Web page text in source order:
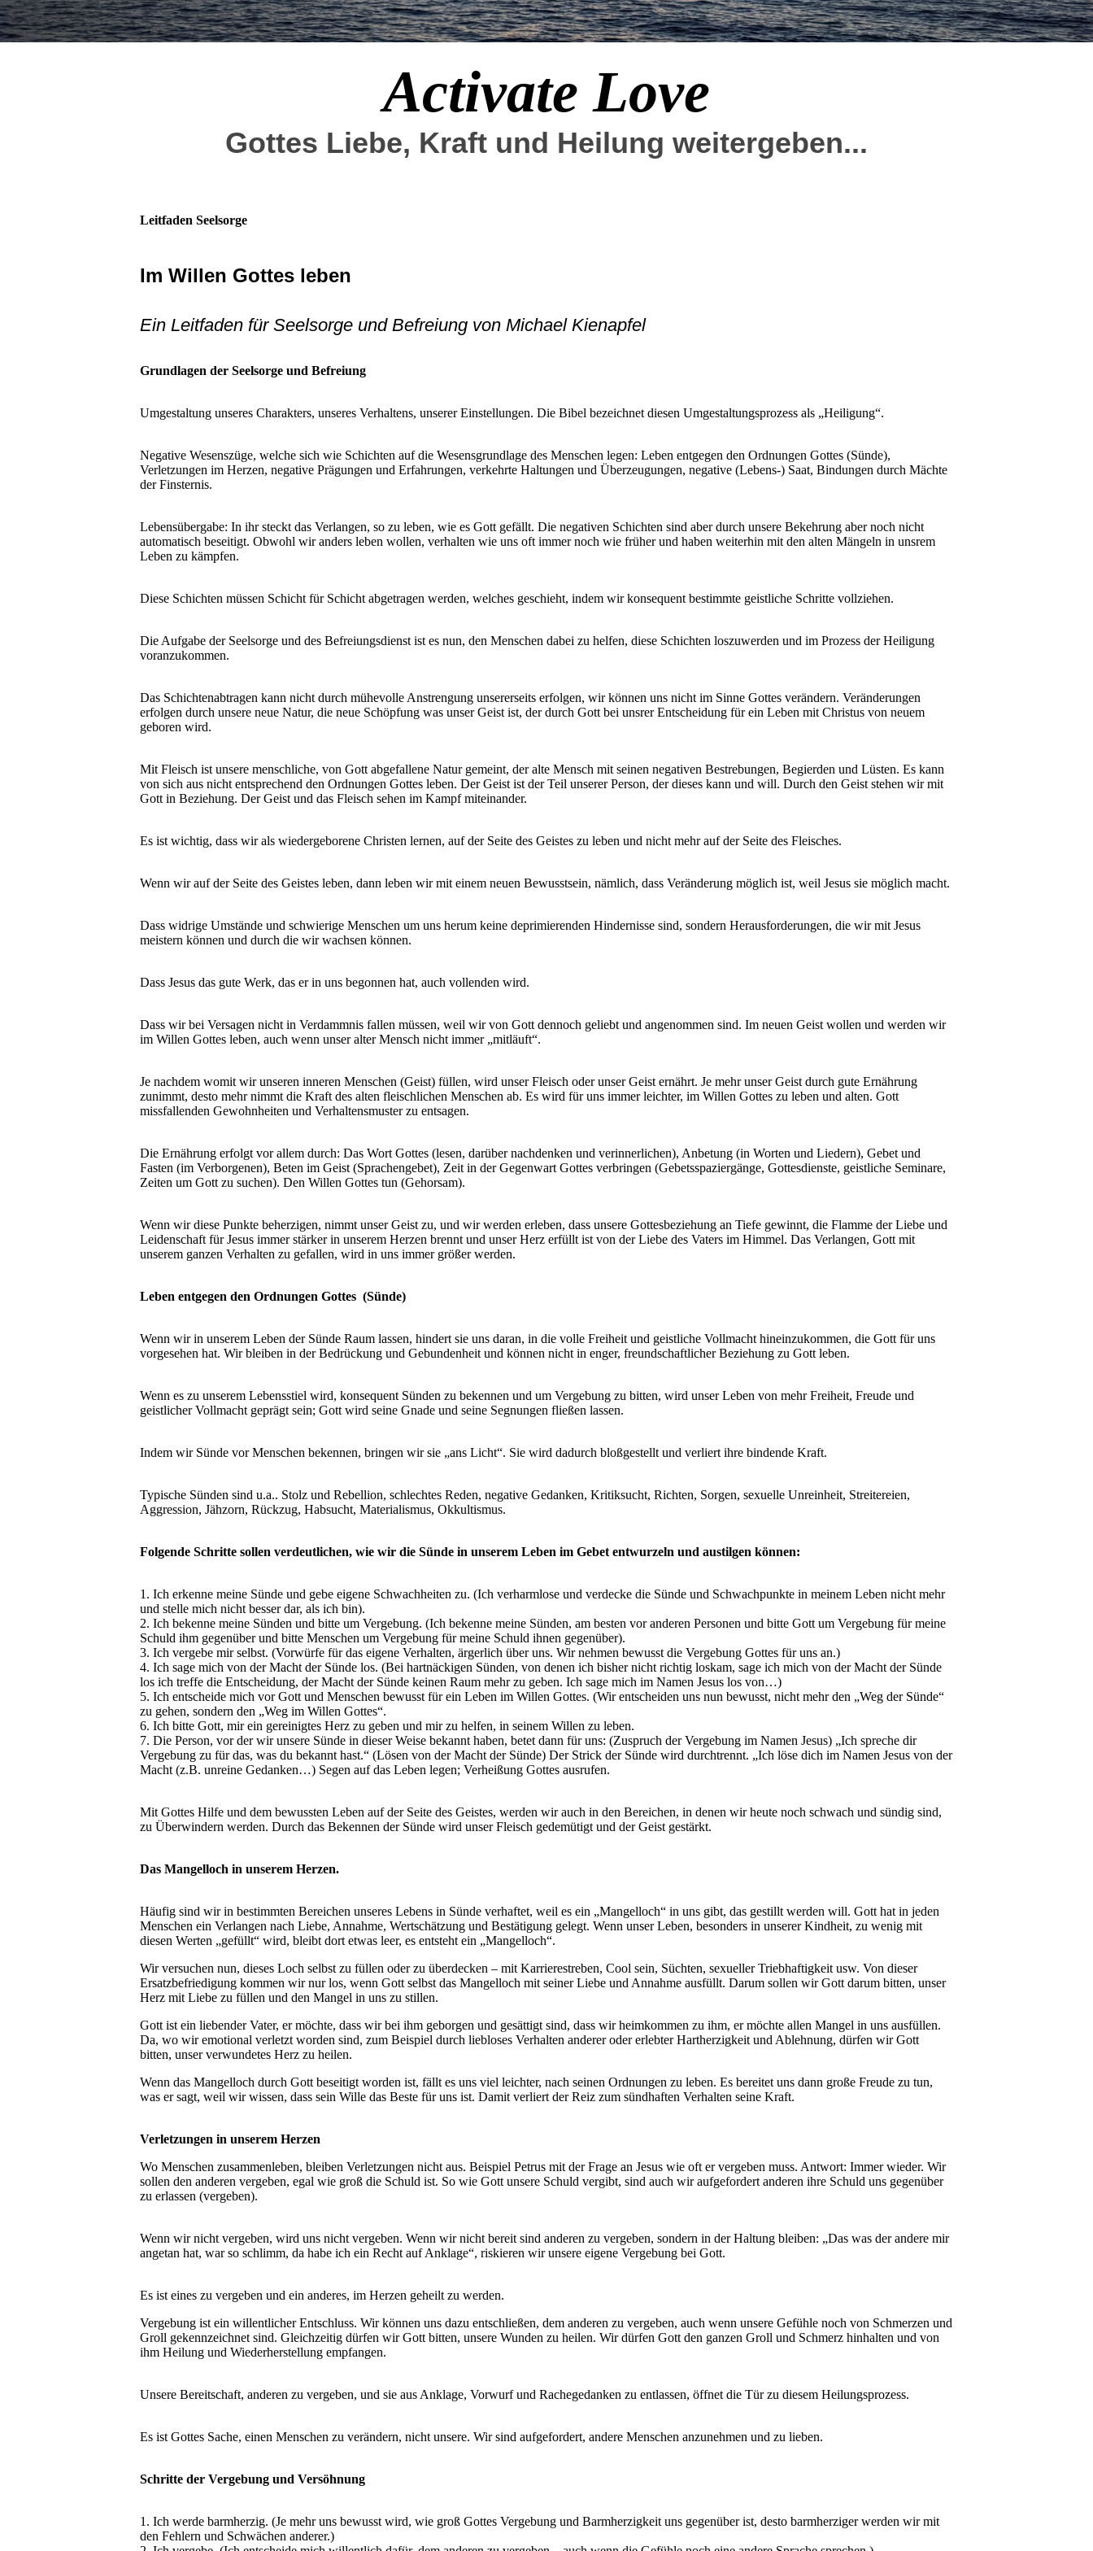
ActivateLove
Gottes Liebe, Kraft und Heilung weitergeben...
Leitfaden Seelsorge
Im Willen Gottes leben
Ein Leitfaden für Seelsorge und Befreiung von Michael Kienapfel
Grundlagen der Seelsorge und Befreiung
Umgestaltung unseres Charakters, unseres Verhaltens, unserer Einstellungen. Die Bibel bezeichnet diesen Umgestaltungsprozess als „Heiligung“.
Negative Wesenszüge, welche sich wie Schichten auf die Wesensgrundlage des Menschen legen: Leben entgegen den Ordnungen Gottes (Sünde),
Verletzungen im Herzen, negative Prägungen und Erfahrungen, verkehrte Haltungen und Überzeugungen, negative (Lebens-) Saat, Bindungen durch Mächte
der Finsternis.
Lebensübergabe: In ihr steckt das Verlangen, so zu leben, wie es Gott gefällt. Die negativen Schichten sind aber durch unsere Bekehrung aber noch nicht
automatisch beseitigt. Obwohl wir anders leben wollen, verhalten wie uns oft immer noch wie früher und haben weiterhin mit den alten Mängeln in unsrem
Leben zu kämpfen.
Diese Schichten müssen Schicht für Schicht abgetragen werden, welches geschieht, indem wir konsequent bestimmte geistliche Schritte vollziehen.
Die Aufgabe der Seelsorge und des Befreiungsdienst ist es nun, den Menschen dabei zu helfen, diese Schichten loszuwerden und im Prozess der Heiligung
voranzukommen.
Das Schichtenabtragen kann nicht durch mühevolle Anstrengung unsererseits erfolgen, wir können uns nicht im Sinne Gottes verändern. Veränderungen
erfolgen durch unsere neue Natur, die neue Schöpfung was unser Geist ist, der durch Gott bei unsrer Entscheidung für ein Leben mit Christus von neuem
geboren wird.
Mit Fleisch ist unsere menschliche, von Gott abgefallene Natur gemeint, der alte Mensch mit seinen negativen Bestrebungen, Begierden und Lüsten. Es kann
von sich aus nicht entsprechend den Ordnungen Gottes leben. Der Geist ist der Teil unserer Person, der dieses kann und will. Durch den Geist stehen wir mit
Gott in Beziehung. Der Geist und das Fleisch sehen im Kampf miteinander.
Es ist wichtig, dass wir als wiedergeborene Christen lernen, auf der Seite des Geistes zu leben und nicht mehr auf der Seite des Fleisches.
Wenn wir auf der Seite des Geistes leben, dann leben wir mit einem neuen Bewusstsein, nämlich, dass Veränderung möglich ist, weil Jesus sie möglich macht.
Dass widrige Umstände und schwierige Menschen um uns herum keine deprimierenden Hindernisse sind, sondern Herausforderungen, die wir mit Jesus
meistern können und durch die wir wachsen können.
Dass Jesus das gute Werk, das er in uns begonnen hat, auch vollenden wird.
Dass wir bei Versagen nicht in Verdammnis fallen müssen, weil wir von Gott dennoch geliebt und angenommen sind. Im neuen Geist wollen und werden wir
im Willen Gottes leben, auch wenn unser alter Mensch nicht immer „mitläuft“.
Je nachdem womit wir unseren inneren Menschen (Geist) füllen, wird unser Fleisch oder unser Geist ernährt. Je mehr unser Geist durch gute Ernährung
zunimmt, desto mehr nimmt die Kraft des alten fleischlichen Menschen ab. Es wird für uns immer leichter, im Willen Gottes zu leben und alten. Gott
missfallenden Gewohnheiten und Verhaltensmuster zu entsagen.
Die Ernährung erfolgt vor allem durch: Das Wort Gottes (lesen, darüber nachdenken und verinnerlichen), Anbetung (in Worten und Liedern), Gebet und
Fasten (im Verborgenen), Beten im Geist (Sprachengebet), Zeit in der Gegenwart Gottes verbringen (Gebetsspaziergänge, Gottesdienste, geistliche Seminare,
Zeiten um Gott zu suchen). Den Willen Gottes tun (Gehorsam).
Wenn wir diese Punkte beherzigen, nimmt unser Geist zu, und wir werden erleben, dass unsere Gottesbeziehung an Tiefe gewinnt, die Flamme der Liebe und
Leidenschaft für Jesus immer stärker in unserem Herzen brennt und unser Herz erfüllt ist von der Liebe des Vaters im Himmel. Das Verlangen, Gott mit
unserem ganzen Verhalten zu gefallen, wird in uns immer größer werden.
Leben entgegen den Ordnungen Gottes (Sünde)
Wenn wir in unserem Leben der Sünde Raum lassen, hindert sie uns daran, in die volle Freiheit und geistliche Vollmacht hineinzukommen, die Gott für uns
vorgesehen hat. Wir bleiben in der Bedrückung und Gebundenheit und können nicht in enger, freundschaftlicher Beziehung zu Gott leben.
Wenn es zu unserem Lebensstiel wird, konsequent Sünden zu bekennen und um Vergebung zu bitten, wird unser Leben von mehr Freiheit, Freude und
geistlicher Vollmacht geprägt sein; Gott wird seine Gnade und seine Segnungen fließen lassen.
Indem wir Sünde vor Menschen bekennen, bringen wir sie „ans Licht“. Sie wird dadurch bloßgestellt und verliert ihre bindende Kraft.
Typische Sünden sind u.a.. Stolz und Rebellion, schlechtes Reden, negative Gedanken, Kritiksucht, Richten, Sorgen, sexuelle Unreinheit, Streitereien,
Aggression, Jähzorn, Rückzug, Habsucht, Materialismus, Okkultismus.
Folgende Schritte sollen verdeutlichen, wie wir die Sünde in unserem Leben im Gebet entwurzeln und austilgen können:
1. Ich erkenne meine Sünde und gebe eigene Schwachheiten zu. (Ich verharmlose und verdecke die Sünde und Schwachpunkte in meinem Leben nicht mehr
und stelle mich nicht besser dar, als ich bin).
2. Ich bekenne meine Sünden und bitte um Vergebung. (Ich bekenne meine Sünden, am besten vor anderen Personen und bitte Gott um Vergebung für meine
Schuld ihm gegenüber und bitte Menschen um Vergebung für meine Schuld ihnen gegenüber).
3. Ich vergebe mir selbst. (Vorwürfe für das eigene Verhalten, ärgerlich über uns. Wir nehmen bewusst die Vergebung Gottes für uns an.)
4. Ich sage mich von der Macht der Sünde los. (Bei hartnäckigen Sünden, von denen ich bisher nicht richtig loskam, sage ich mich von der Macht der Sünde
los ich treffe die Entscheidung, der Macht der Sünde keinen Raum mehr zu geben. Ich sage mich im Namen Jesus los von…)
5. Ich entscheide mich vor Gott und Menschen bewusst für ein Leben im Willen Gottes. (Wir entscheiden uns nun bewusst, nicht mehr den „Weg der Sünde“
zu gehen, sondern den „Weg im Willen Gottes“.
6. Ich bitte Gott, mir ein gereinigtes Herz zu geben und mir zu helfen, in seinem Willen zu leben.
7. Die Person, vor der wir unsere Sünde in dieser Weise bekannt haben, betet dann für uns: (Zuspruch der Vergebung im Namen Jesus) „Ich spreche dir
Vergebung zu für das, was du bekannt hast.“ (Lösen von der Macht der Sünde) Der Strick der Sünde wird durchtrennt. „Ich löse dich im Namen Jesus von der
Macht (z.B. unreine Gedanken…) Segen auf das Leben legen; Verheißung Gottes ausrufen.
Mit Gottes Hilfe und dem bewussten Leben auf der Seite des Geistes, werden wir auch in den Bereichen, in denen wir heute noch schwach und sündig sind,
zu Überwindern werden. Durch das Bekennen der Sünde wird unser Fleisch gedemütigt und der Geist gestärkt.
Das Mangelloch in unserem Herzen.
Häufig sind wir in bestimmten Bereichen unseres Lebens in Sünde verhaftet, weil es ein „Mangelloch“ in uns gibt, das gestillt werden will. Gott hat in jeden
Menschen ein Verlangen nach Liebe, Annahme, Wertschätzung und Bestätigung gelegt. Wenn unser Leben, besonders in unserer Kindheit, zu wenig mit
diesen Werten „gefüllt“ wird, bleibt dort etwas leer, es entsteht ein „Mangelloch“.
Wir versuchen nun, dieses Loch selbst zu füllen oder zu überdecken – mit Karrierestreben, Cool sein, Süchten, sexueller Triebhaftigkeit usw. Von dieser
Ersatzbefriedigung kommen wir nur los, wenn Gott selbst das Mangelloch mit seiner Liebe und Annahme ausfüllt. Darum sollen wir Gott darum bitten, unser
Herz mit Liebe zu füllen und den Mangel in uns zu stillen.
Gott ist ein liebender Vater, er möchte, dass wir bei ihm geborgen und gesättigt sind, dass wir heimkommen zu ihm, er möchte allen Mangel in uns ausfüllen.
Da, wo wir emotional verletzt worden sind, zum Beispiel durch liebloses Verhalten anderer oder erlebter Hartherzigkeit und Ablehnung, dürfen wir Gott
bitten, unser verwundetes Herz zu heilen.
Wenn das Mangelloch durch Gott beseitigt worden ist, fällt es uns viel leichter, nach seinen Ordnungen zu leben. Es bereitet uns dann große Freude zu tun,
was er sagt, weil wir wissen, dass sein Wille das Beste für uns ist. Damit verliert der Reiz zum sündhaften Verhalten seine Kraft.
Verletzungen in unserem Herzen
Wo Menschen zusammenleben, bleiben Verletzungen nicht aus. Beispiel Petrus mit der Frage an Jesus wie oft er vergeben muss. Antwort: Immer wieder. Wir
sollen den anderen vergeben, egal wie groß die Schuld ist. So wie Gott unsere Schuld vergibt, sind auch wir aufgefordert anderen ihre Schuld uns gegenüber
zu erlassen (vergeben).
Wenn wir nicht vergeben, wird uns nicht vergeben. Wenn wir nicht bereit sind anderen zu vergeben, sondern in der Haltung bleiben: „Das was der andere mir
angetan hat, war so schlimm, da habe ich ein Recht auf Anklage“, riskieren wir unsere eigene Vergebung bei Gott.
Es ist eines zu vergeben und ein anderes, im Herzen geheilt zu werden.
Vergebung ist ein willentlicher Entschluss. Wir können uns dazu entschließen, dem anderen zu vergeben, auch wenn unsere Gefühle noch von Schmerzen und
Groll gekennzeichnet sind. Gleichzeitig dürfen wir Gott bitten, unsere Wunden zu heilen. Wir dürfen Gott den ganzen Groll und Schmerz hinhalten und von
ihm Heilung und Wiederherstellung empfangen.
Unsere Bereitschaft, anderen zu vergeben, und sie aus Anklage, Vorwurf und Rachegedanken zu entlassen, öffnet die Tür zu diesem Heilungsprozess.
Es ist Gottes Sache, einen Menschen zu verändern, nicht unsere. Wir sind aufgefordert, andere Menschen anzunehmen und zu lieben.
Schritte der Vergebung und Versöhnung
1. Ich werde barmherzig. (Je mehr uns bewusst wird, wie groß Gottes Vergebung und Barmherzigkeit uns gegenüber ist, desto barmherziger werden wir mit
den Fehlern und Schwächen anderer.)